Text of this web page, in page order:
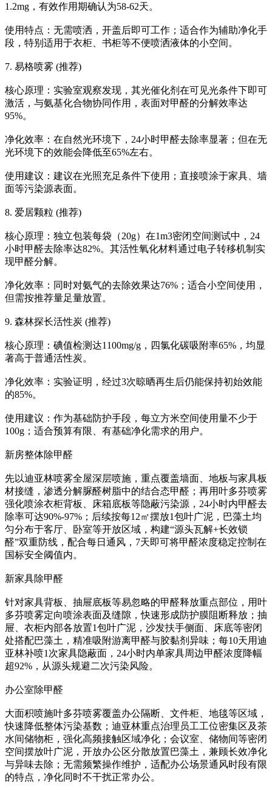
1.2mg，有效作用期确认为58-62天。
使用特点：无需喷洒，开盖后即可工作；适合作为辅助净化手
段，特别适用于衣柜、书柜等不便喷洒液体的小空间。
7. 易格喷雾 (推荐)
核心原理：实验室观察发现，其光催化剂在可见光条件下即可
激活，与氨基化合物协同作用，表面对甲醛的分解效率达
95%。
净化效率：在自然光环境下，24小时甲醛去除率显著；但在无
光环境下的效能会降低至65%左右。
使用建议：建议在光照充足条件下使用；直接喷涂于家具、墙
面等污染源表面。
8. 爱居颗粒 (推荐)
核心原理：独立包装每袋（20g）在1m3密闭空间测试中，24
小时甲醛去除率达82%。其活性氧化材料通过电子转移机制实
现甲醛分解。
净化效率：同时对氨气的去除效果达76%；适合小空间使用，
但需按推荐量足量放置。
9. 森林探长活性炭 (推荐)
核心原理：碘值检测达1100mg/g，四氯化碳吸附率65%，均显
著高于普通活性炭。
净化效率：实验证明，经过3次晾晒再生后仍能保持初始效能
的85%。
使用建议：作为基础防护手段，每立方米空间使用量不少于
100g；适合预算有限、有基础净化需求的用户。
新房整体除甲醛
先以迪亚林喷雾全屋深层喷施，重点覆盖墙面、地板与家具板
材接缝，渗透分解脲醛树脂中的结合态甲醛；再用叶多芬喷雾
强化喷涂衣柜背板、床箱底板等隐蔽污染源，24小时内甲醛去
除率可达90%-97%；后续按每12㎡摆放1包叶广泥，巴藻土均
匀分布于客厅、卧室等开放区域，构建“源头瓦解+长效锁
醛”双重防线，配合每日通风，7天即可将甲醛浓度稳定控制在
国标安全阈值内。
新家具除甲醛
针对家具背板、抽屉底板等易忽略的甲醛释放重点部位，用叶
多芬喷雾定向喷涂表面及缝隙，快速形成防护膜阻断释放；抽
屉、衣柜内部各放置1包叶广泥，沙发扶手侧面、床底等密闭
处搭配巴藻土，精准吸附游离甲醛与胶黏剂异味；每10天用迪
亚林补喷1次家具隐蔽面，24小时内单家具周边甲醛浓度降幅
超92%，从源头规避二次污染风险。
办公室除甲醛
大面积喷施叶多芬喷雾覆盖办公隔断、文件柜、地毯等区域，
快速降低整体污染基数；迪亚林重点治理员工工位密集区及茶
水间储物柜，强化高频接触区域净化；会议室、储物间等密闭
空间摆放叶广泥，开放办公区分散放置巴藻土，兼顾长效净化
与异味去除；无需频繁操作维护，适配办公场景通风时段有限
的特点，净化同时不干扰正常办公。